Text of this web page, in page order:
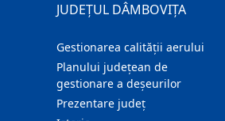
JUDEȚUL DÂMBOVIȚA
Gestionarea calității aerului
Planului județean de
gestionare a deșeurilor
Prezentare judeţ